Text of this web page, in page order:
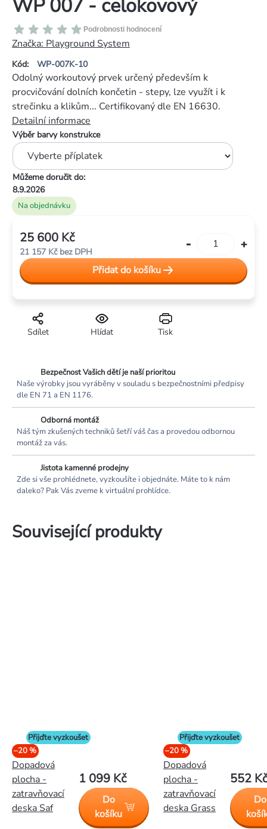
WP 007 - celokovový
Kód: WP-007K-10
Průměrné
hodnocení
produktu
je
z
5
hvězdiček.
Podrobnosti hodnocení
Značka: Playground System
Na objednávku
Výběr barvy konstrukce
Můžeme doručit do:
8.9.2026
Odolný workoutový prvek určený především k
procvičování dolních končetin - stepy, lze využít i k
strečinku a klikům... Certifikovaný dle EN 16630.
Detailní informace
Tisk
Hlídat
Sdílet
25 600 Kč
21 157 Kčbez DPH
cena:
Přidat do košíku
Bezpečnost Vašich dětí je naší prioritou
Naše výrobky jsou vyráběny v souladu s bezpečnostními předpisy
dle EN 71 a EN 1176.
Odborná montáž
Náš tým zkušených techniků šetří váš čas a provedou odbornou
montáž za vás.
Jistota kamenné prodejny
Zde si vše prohlédnete, vyzkoušíte i objednáte. Máte to k nám
daleko? Pak Vás zveme k virtuální prohlídce.
Související produkty
Přijďte vyzkoušet
–20 %
Dopadová
plocha -
zatravňovací
deska Saf
1 099 Kč
Do
košíku
Přijďte vyzkoušet
–20 %
Dopadová
plocha -
zatravňovací
deska Grass
552 Kč
Do